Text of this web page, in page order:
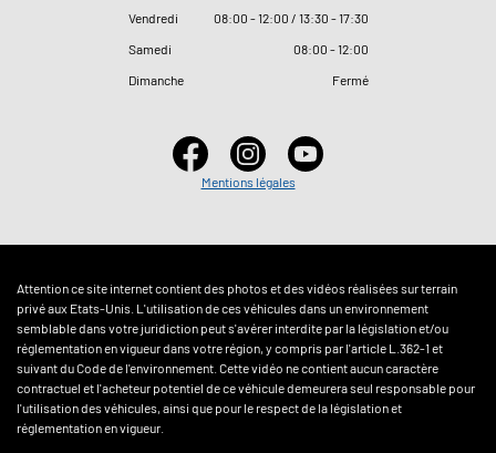
Vendredi
08:00 - 12:00 / 13:30 - 17:30
Samedi
08:00 - 12:00
Dimanche
Fermé
Mentions légales
Attention ce site internet contient des photos et des vidéos réalisées sur terrain
privé aux Etats-Unis. L'utilisation de ces véhicules dans un environnement
semblable dans votre juridiction peut s'avérer interdite par la législation et/ou
réglementation en vigueur dans votre région, y compris par l'article L.362-1 et
suivant du Code de l'environnement. Cette vidéo ne contient aucun caractère
contractuel et l'acheteur potentiel de ce véhicule demeurera seul responsable pour
l'utilisation des véhicules, ainsi que pour le respect de la législation et
réglementation en vigueur.